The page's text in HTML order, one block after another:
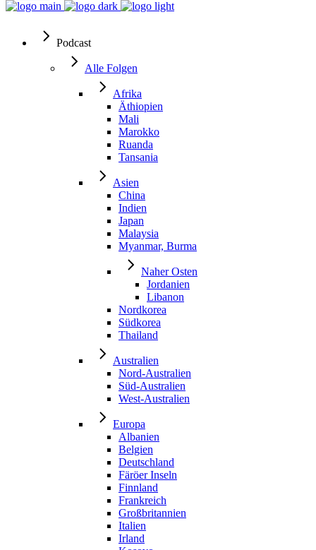
Podcast
Alle Folgen
Afrika
Äthiopien
Mali
Marokko
Ruanda
Tansania
Asien
China
Indien
Japan
Malaysia
Myanmar, Burma
Naher Osten
Jordanien
Libanon
Nordkorea
Südkorea
Thailand
Australien
Nord-Australien
Süd-Australien
West-Australien
Europa
Albanien
Belgien
Deutschland
Färöer Inseln
Finnland
Frankreich
Großbritannien
Italien
Irland